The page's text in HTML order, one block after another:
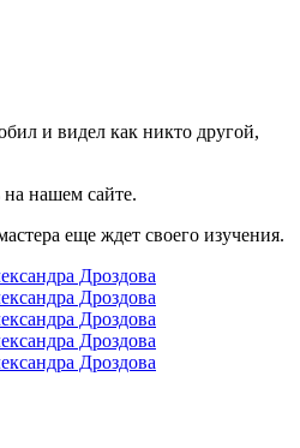
и видел как никто другой,
нашем сайте.
еще ждет своего изучения.